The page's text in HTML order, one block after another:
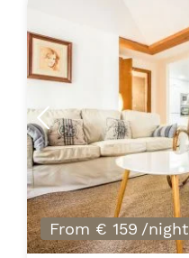
From € 159/night